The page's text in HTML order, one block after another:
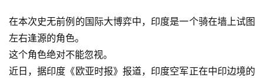
在本次史无前例的国际大博弈中，印度是一个骑在墙上试图
左右逢源的角色。
这个角色绝对不能忽视。
近日，据印度《欧亚时报》报道，印度空军正在中印边境的